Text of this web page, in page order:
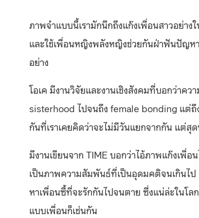
ภาพจำแบบนี้เรามักนึกถึงแก๊งเพื่อนสาวอย่า
และใช้เพื่อนหญิงพลังหญิงช่วยกันฝ่าฟันปัญห
อย่าง
โอเค มีงานวิจัยและงานเชิงสังคมที่บอกว่า
sisterhood ไปจนถึง female bonding แต่ถึ
กันที่เราเคยคิดว่าจะไม่มีวันแยกจากกัน แต่สุ
มีงานเขียนจาก TIME บอกว่าไอ้ภาพแก๊งเพื่
เป็นภาพความสัมพันธ์ที่เป็นอุดมคติจนเกินไ
หาเพื่อนซี้ที่จะรักกันไปจนตาย ซึ่งแน่ล่ะในโ
แบบเพื่อนก็เช่นกัน